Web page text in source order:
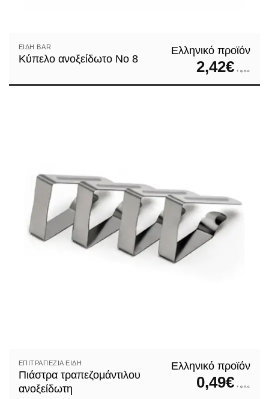
ΕΊΔΗ ΒAR
Κύπελο ανοξείδωτο Νο 8
Ελληνικό προϊόν
2,42€ + φ.π.α.
ΕΠΙΤΡΑΠΈΖΙΑ ΕΊΔΗ
Πιάστρα τραπεζομάντιλου
ανοξείδωτη
Ελληνικό προϊόν
0,49€ + φ.π.α.